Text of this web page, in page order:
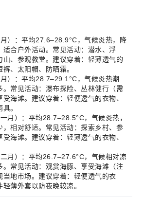
）：平均27.6–28.9°C，气候炎热，降
适合户外活动。常见活动：潜水、浮
山、参观教堂。建议穿着：轻薄透气的
、太阳帽、防晒霜。
）：平均28.7–29.1°C，气候炎热潮
。常见活动：瀑布探险、丛林健行（需
受海滩。建议穿着：轻便透气的衣物、
。
月）：平均28.7–28.5°C，气候炎热，
，相对舒适。常见活动：探索乡村、参
海滩。建议穿着：轻薄透气的衣物、
月）：平均26.7–27.6°C，气候相对凉
。常见活动：观赏海豚、享受海滩（注
当地市场。建议穿着：轻便透气的衣
薄外套以防夜晚较凉。